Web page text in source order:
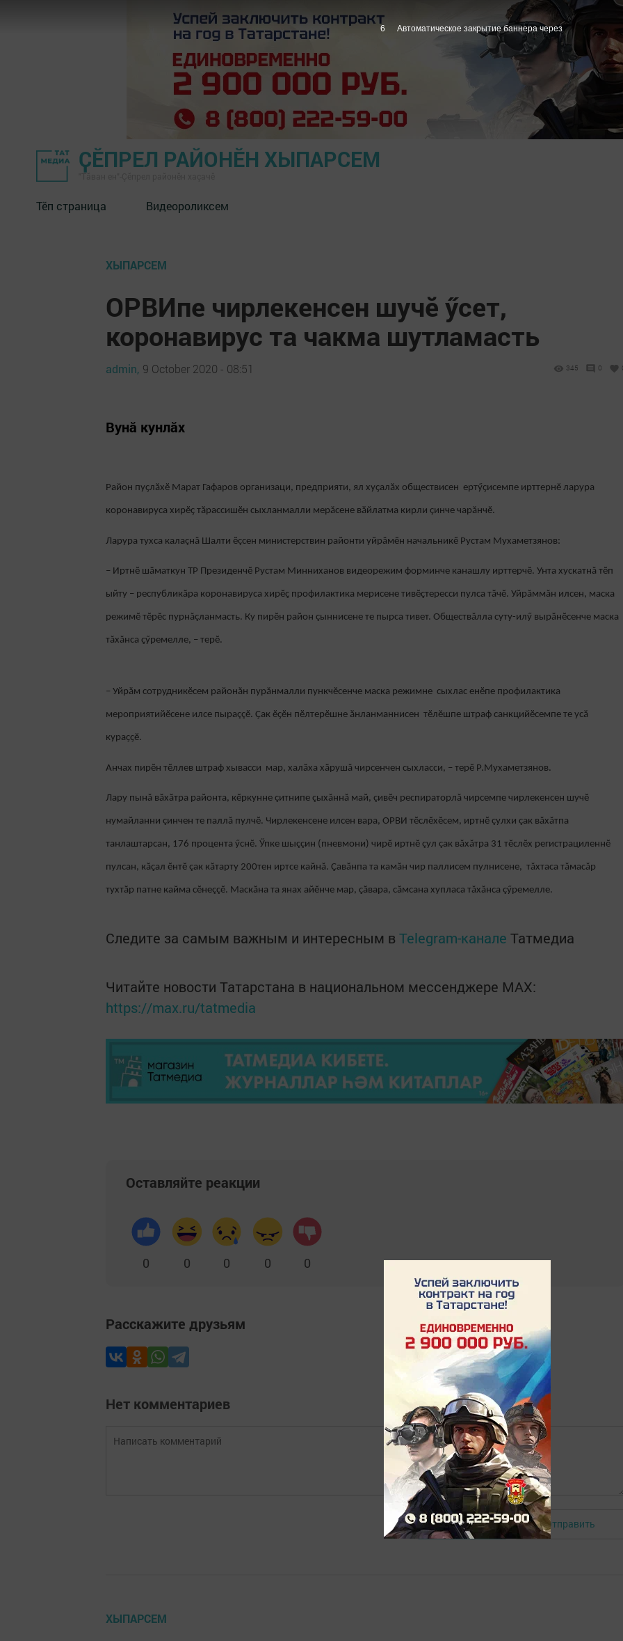
ҪӖПРЕЛ РАЙОНӖН ХЫПАРСЕМ
"Тӑван ен"-Çĕпрел районĕн хаçачӗ
Тӗп страница Видеороликсем
ХЫПАРСЕМ
ОРВИпе чирлекенсен шучӗ ӳсет,
коронавирус та чакма шутламасть
admin, 9 October 2020 - 08:51 345 0
Вунă кунлăх
Район пуҫлӑхӗ Марат Гафаров организаци, предприяти, ял хуҫалӑх обществисен ертӳҫисемпе ирттернӗ ларура
коронавируса хирӗҫ тӑрассишӗн сыхланмалли мерăсене вӑйлатма кирли çинче чарăнчӗ.
Ларура тухса калаçнă Шалти ӗçсен министерствин районти уйрăмӗн начальникӗ Рустам Мухаметзянов:
– Иртнӗ шӑматкун ТР Президенчӗ Рустам Минниханов видеорежим форминче канашлу ирттерчӗ. Унта хускатнă тӗп
ыйту – республикӑра коронавируса хирӗҫ профилактика мерисене тивӗҫтересси пулса тӑчӗ. Уйрăммăн илсен, маска
режимӗ тӗрӗс пурнăçланмасть. Ку пирӗн район çыннисене те пырса тивет. Обществăлла суту-илӳ вырӑнӗсенче маска
тăхăнса ҫӳремелле, – терӗ.
– Уйрăм сотрудникӗсем районăн пурăнмалли пункчӗсенче маска режимне сыхлас енӗпе профилактика
мероприятийӗсене илсе пыраççӗ. Ҫак ӗҫӗн пӗлтерӗшне ӑнланманнисен тӗлӗшпе штраф санкцийӗсемпе те усӑ
кураҫҫӗ.
Анчах пирӗн тӗллев штраф хывасси мар, халӑха хӑрушă чирсенчен сыхласси, – терӗ Р.Мухаметзянов.
Лару пынă вӑхӑтра районта, кӗркунне çитнипе çыхăннă май, çивӗч респираторлă чирсемпе чирлекенсен шучӗ
нумайланни çинчен те паллă пулчӗ. Чирлекенсене илсен вара, ОРВИ тӗслӗхӗсем, иртнӗ çулхи çак вăхăтпа
танлаштарсан, 176 процента ӳснӗ. Ӳпке шыççин (пневмони) чирӗ иртнӗ çул çак вăхăтра 31 тӗслӗх регистрациленнӗ
пулсан, кӑҫал ӗнтӗ çак кӑтарту 200тен иртсе кайнă. Ҫавӑнпа та камӑн чир паллисем пулнисене, тăхтаса тăмасăр
тухтӑр патне кайма сӗнеççӗ. Маскӑна та янах айӗнче мар, ҫӑвара, сӑмсана хупласа тăхăнса çӳремелле.
Следите за самым важным и интересным в Telegram-канале Татмедиа
Читайте новости Татарстана в национальном мессенджере MАХ:
https://max.ru/tatmedia
Оставляйте реакции
0 0 0 0 0
Расскажите друзьям
Нет комментариев
Авторизоваться Отправить
ХЫПАРСЕМ
5 Автоматическое закрытие баннера через